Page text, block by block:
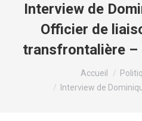
Interview de
Officier de
transfrontalière –
Accueil
Interview de